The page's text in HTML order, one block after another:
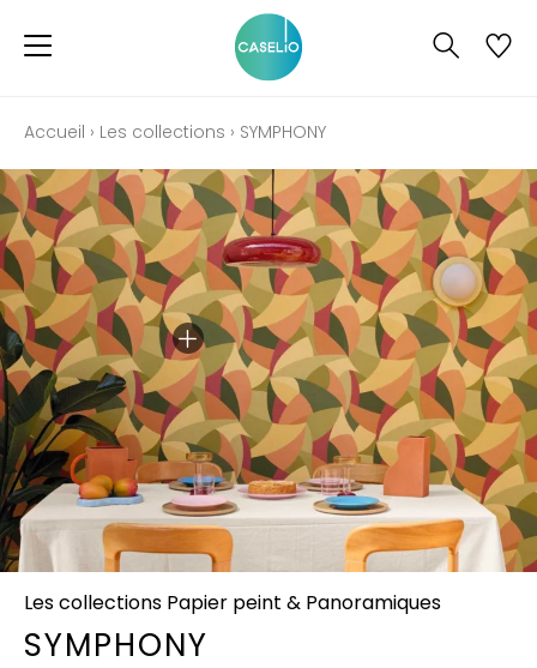
Accueil › Les collections › SYMPHONY
Les collections Papier peint & Panoramiques
SYMPHONY